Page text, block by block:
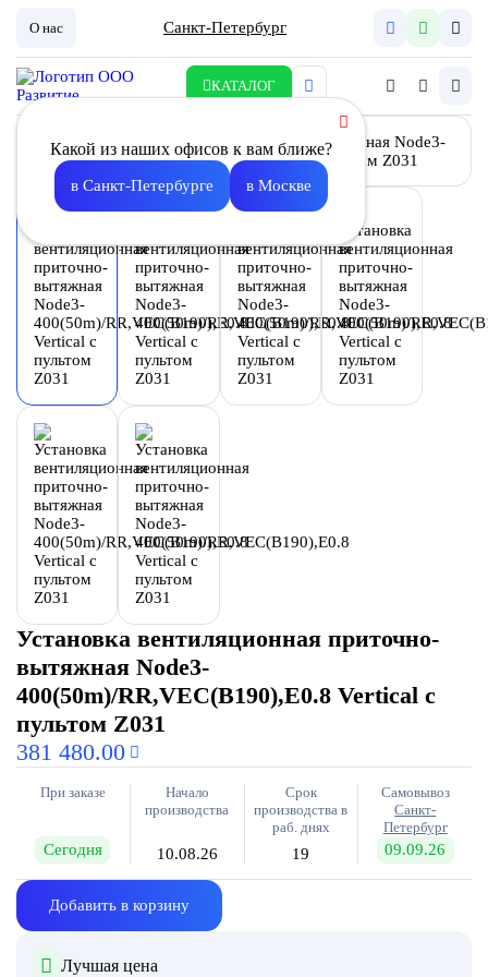
О нас Санкт-Петербург
КАТАЛОГ
Какой из наших офисов к вам ближе?
в Санкт-Петербурге в Москве
Установка вентиляционная приточно-
вытяжная Node3-
400(50m)/RR,VEC(B190),E0.8 Vertical с
пультом Z031
381 480.00
При заказе
Сегодня
Начало
производства
10.08.26
Срок
производства в
раб. днях
19
Самовывоз
Санкт-
Петербург
09.09.26
Добавить в корзину
Лучшая цена